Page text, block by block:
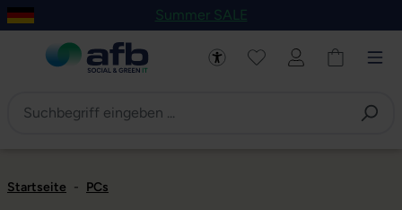
Hauptinhalt springen
Zur Navigation der B2B-Plattform springen
Summer SALE
Startseite - PCs